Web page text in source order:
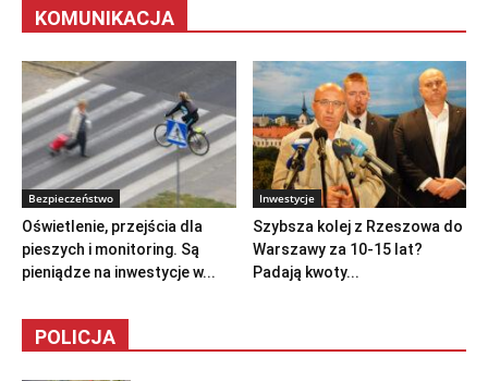
KOMUNIKACJA
Bezpieczeństwo
Oświetlenie, przejścia dla
pieszych i monitoring. Są
pieniądze na inwestycje w...
Inwestycje
Szybsza kolej z Rzeszowa do
Warszawy za 10-15 lat?
Padają kwoty...
POLICJA